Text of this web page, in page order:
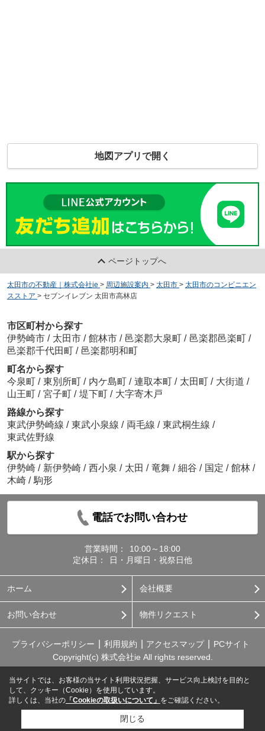
地図アプリで開く
ページトップへ
太田市の不動産｜株式会社ie > 周辺施設案内 > 太田市 > 太田市のコンビニエン
スストア > セブンイレブン 太田市高林店
市区町村から探す
伊勢崎市 / 太田市 / 館林市 / 邑楽郡大泉町 / 邑楽郡邑楽町 /
邑楽郡千代田町 / 邑楽郡明和町
町名から探す
今泉町 / 東別所町 / 内ケ島町 / 連取本町 / 太田町 / 大街道 /
山王町 / 宮子町 / 堤下町 / 大字寄木戸
路線から探す
東武伊勢崎線 / 東武小泉線 / 両毛線 / 東武桐生線 /
東武佐野線
駅から探す
伊勢崎 / 新伊勢崎 / 西小泉 / 太田 / 竜舞 / 細谷 / 国定 / 館林 /
木崎 / 駒形
電話でお問い合わせ
営業時間：
10:00～18:00
定休日：
日・月曜日・祝祭日他
ホーム 会社概要
お問い合わせ 物件リクエスト
プライバシーポリシー 利用規約 アクセスマップ
PCサイト
Copyright(c) 株式会社ie All rights reserved.
当サイトでは、お客様の当サイト利用状況把握、サービス向上検討を目的と
して、クッキー（Cookie）を使用しています。
詳しくは、当社の 「Cookieの取扱いについて」 をご確認ください。
閉じる